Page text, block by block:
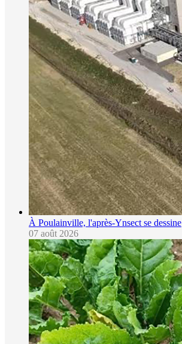
À Poulainville, l'après-Ynsect se dessine
07 août 2026